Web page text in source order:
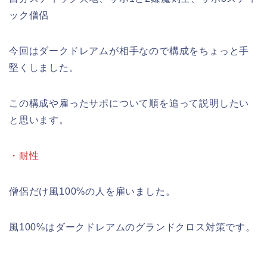
ック僧侶
今回はダークドレアムが相手なので構成をちょっと手
堅くしました。
この構成や雇ったサポについて順を追って説明したい
と思います。
・耐性
僧侶だけ風100%の人を雇いました。
風100%はダークドレアムのグランドクロス対策です。